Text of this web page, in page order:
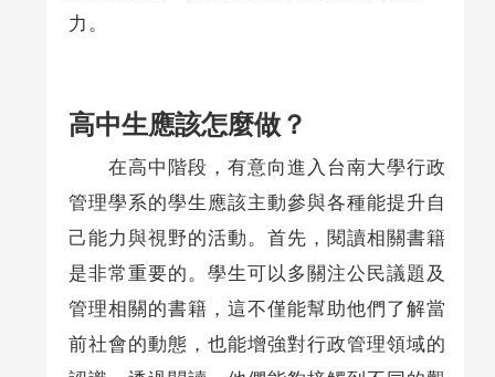
力。
高中生應該怎麼做？
在高中階段，有意向進入台南大學行政
管理學系的學生應該主動參與各種能提升自
己能力與視野的活動。首先，閱讀相關書籍
是非常重要的。學生可以多關注公民議題及
管理相關的書籍，這不僅能幫助他們了解當
前社會的動態，也能增強對行政管理領域的